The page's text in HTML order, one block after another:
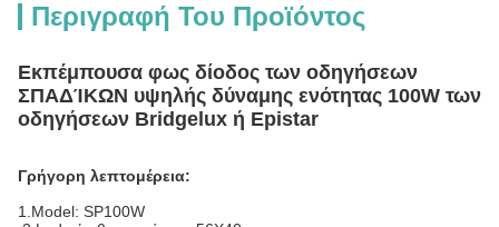
Περιγραφή Του Προϊόντος
Εκπέμπουσα φως δίοδος των οδηγήσεων
ΣΠΑΔΊΚΩΝ υψηλής δύναμης ενότητας 100W των
οδηγήσεων Bridgelux ή Epistar
Γρήγορη λεπτομέρεια:
1.Model: SP100W